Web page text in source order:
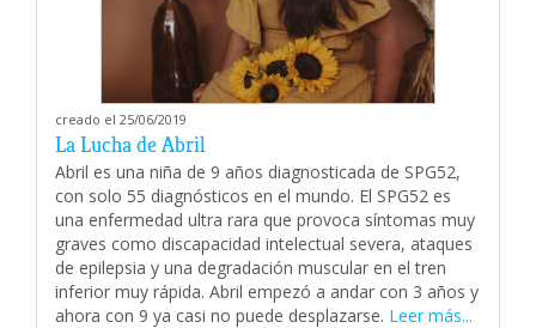
creado el 25/06/2019
La Lucha de Abril
Abril es una niña de 9 años diagnosticada de SPG52,
con solo 55 diagnósticos en el mundo. El SPG52 es
una enfermedad ultra rara que provoca síntomas muy
graves como discapacidad intelectual severa, ataques
de epilepsia y una degradación muscular en el tren
inferior muy rápida. Abril empezó a andar con 3 años y
ahora con 9 ya casi no puede desplazarse. Leer más...